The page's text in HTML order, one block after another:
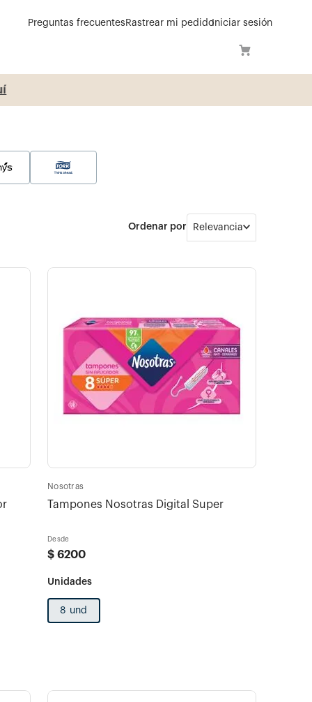
Preguntas frecuentes Rastrear mi pedidoIniciar sesión
Relevancia
Nosotras
Tampones Nosotras Digital Super
Desde
$ 6200
8 und